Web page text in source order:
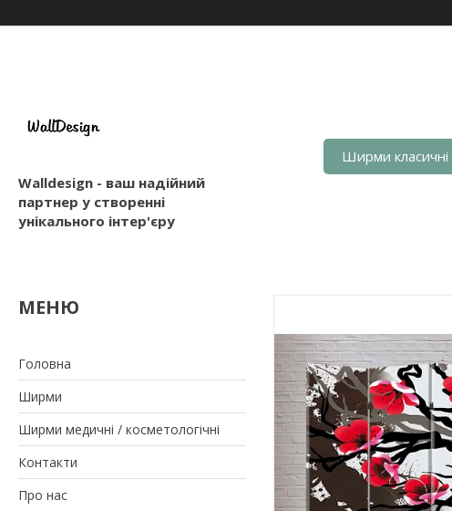
Walldesign - ваш надійний
партнер у створенні
унікального інтер'єру
Ширми класичні
Головна
Ширми
Ширми медичні / косметологічні
Контакти
Про нас